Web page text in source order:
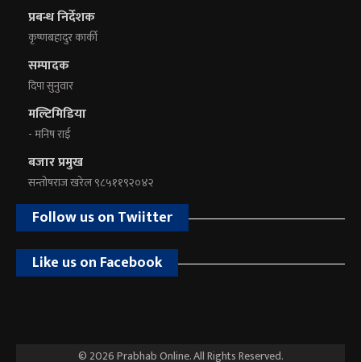
प्रबन्ध निर्देशक
कृष्णबहादुर कार्की
सम्पादक
दिपा सुनुवार
मल्टिमिडिया
- मनिष राई
बजार प्रमुख
सन्तोषराज खरेल ९८५११९२०४२
Follow us on Twiitter
Like us on Facebook
© 2026 Prabhab Online. All Rights Reserved.